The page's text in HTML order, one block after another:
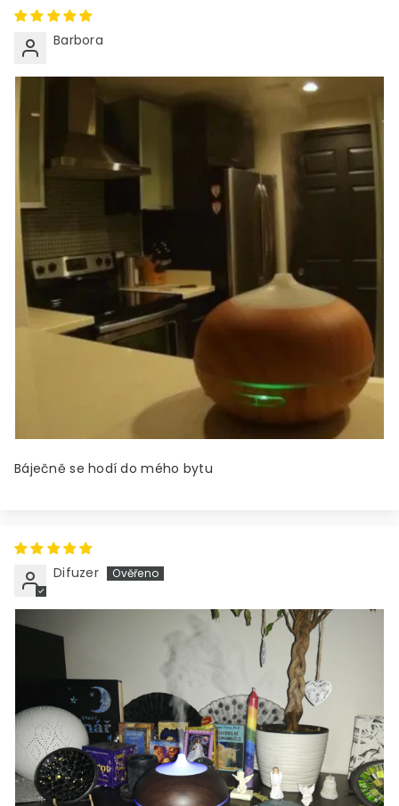
Barbora
Báječně se hodí do mého bytu
Difuzer